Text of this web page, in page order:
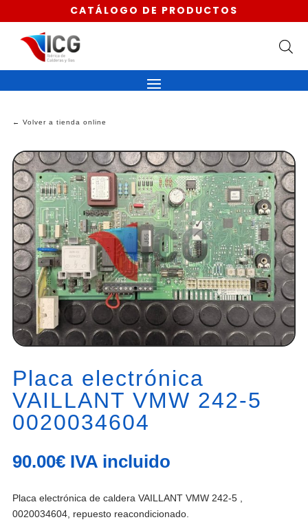
CATÁLOGO DE PRODUCTOS
← Volver a tienda online
Placa electrónica
VAILLANT VMW 242-5
0020034604
90.00€ IVA incluido
Placa electrónica de caldera VAILLANT VMW 242-5 ,
0020034604, repuesto reacondicionado.